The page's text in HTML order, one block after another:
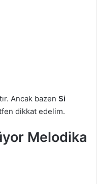
Ancak bazen Si
dikkat edelim.
Melodika